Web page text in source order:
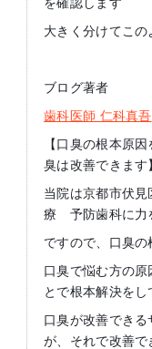
大きく分けてこ
ブログ著者
歯科医師 仁科真吾
【口臭の根本原
臭は改善できます
当院は京都市伏
療 予防歯科に力
ですので、口臭の
口臭で悩む方の原
とで根本解決をし
口臭が改善でき
が、それで改善で